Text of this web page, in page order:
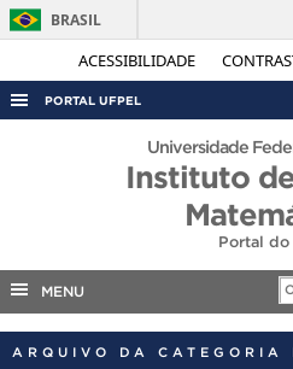
ACESSIBILIDADE
BRASIL
PORTAL UFPEL
ACESSO À INFORMAÇÃO
INTERNACIONAL
Universidade
Instituto
Portal do
MENU
ARQUIVO DA CATEGORIA